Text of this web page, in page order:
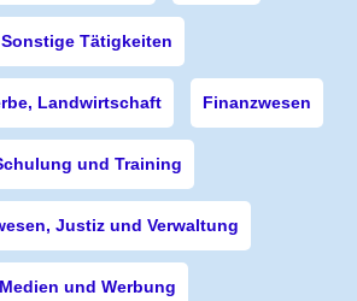
Sonstige Tätigkeiten
Landwirtschaft Finanzwesen
und Training
Justiz und Verwaltung
Medien und Werbung